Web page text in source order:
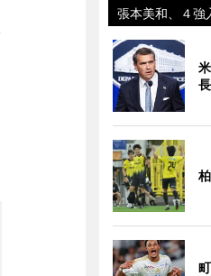
張本美和、４強